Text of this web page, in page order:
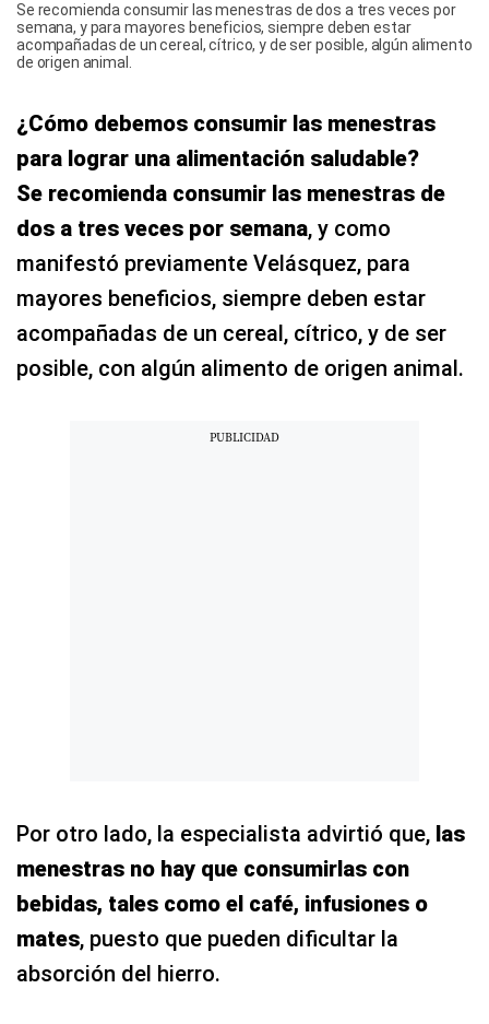
Se recomienda consumir las menestras de dos a tres veces por
semana, y para mayores beneficios, siempre deben estar
acompañadas de un cereal, cítrico, y de ser posible, algún alimento
de origen animal.
¿Cómo debemos consumir las menestras
para lograr una alimentación saludable?
Se recomienda consumir las menestras de
dos a tres veces por semana, y como
manifestó previamente Velásquez, para
mayores beneficios, siempre deben estar
acompañadas de un cereal, cítrico, y de ser
posible, con algún alimento de origen animal.
Por otro lado, la especialista advirtió que, las
menestras no hay que consumirlas con
bebidas, tales como el café, infusiones o
mates, puesto que pueden dificultar la
absorción del hierro.